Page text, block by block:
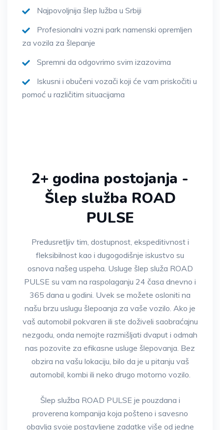
Najpovoljnija šlep lužba u Srbiji
Profesionalni vozni park namenski opremljen
za vozila za šlepanje
Spremni da odgovrimo svim izazovima
Iskusni i obučeni vozači koji će vam priskočiti u
pomoć u različitim situacijama
2+ godina postojanja -
Šlep služba ROAD
PULSE
Predusretljiv tim, dostupnost, ekspeditivnost i
fleksibilnost kao i dugogodišnje iskustvo su
osnova našeg uspeha. Usluge šlep služa ROAD
PULSE su vam na raspolaganju 24 časa dnevno i
365 dana u godini. Uvek se možete osloniti na
našu brzu uslugu šlepoanja za vaše vozilo. Ako je
vaš automobil pokvaren ili ste doživeli saobraćajnu
nezgodu, onda nemojte razmišljati dvaput i odmah
nas pozovite za efikasne usluge šlepovanja. Bez
obzira na vašu lokaciju, bilo da je u pitanju vaš
automobil, kombi ili neko drugo motorno vozilo.
Šlep služba ROAD PULSE je pouzdana i
proverena kompanija koja pošteno i savesno
obavlja svoje postavljene zadatke više od jedne